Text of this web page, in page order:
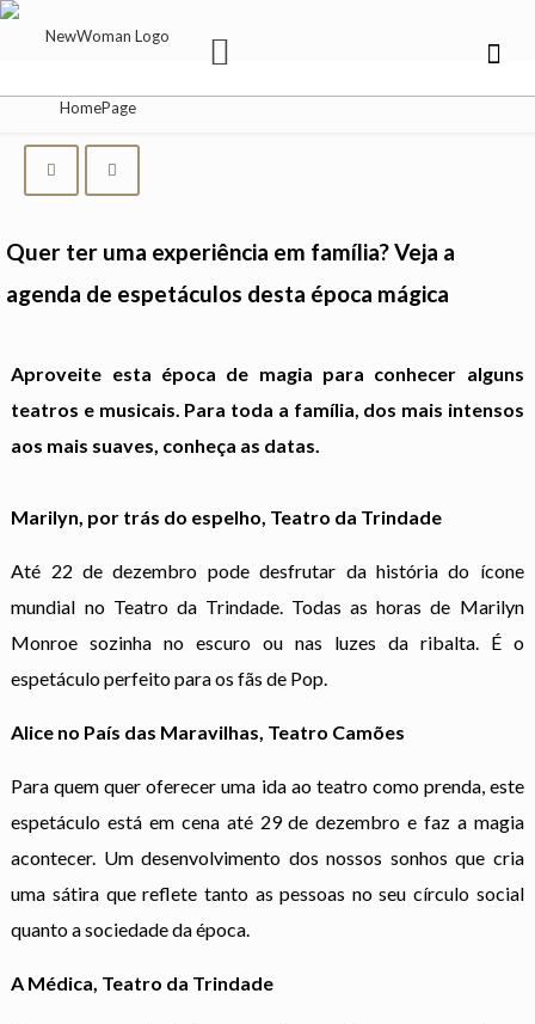
Quer ter uma experiência em família? Veja a
agenda de espetáculos desta época mágica
Aproveite esta época de magia para conhecer alguns
teatros e musicais. Para toda a família, dos mais intensos
aos mais suaves, conheça as datas.
Marilyn, por trás do espelho, Teatro da Trindade
Até 22 de dezembro pode desfrutar da história do ícone
mundial no Teatro da Trindade. Todas as horas de Marilyn
Monroe sozinha no escuro ou nas luzes da ribalta. É o
espetáculo perfeito para os fãs de Pop.
Alice no País das Maravilhas, Teatro Camões
Para quem quer oferecer uma ida ao teatro como prenda, este
espetáculo está em cena até 29 de dezembro e faz a magia
acontecer. Um desenvolvimento dos nossos sonhos que cria
uma sátira que reflete tanto as pessoas no seu círculo social
quanto a sociedade da época.
A Médica, Teatro da Trindade